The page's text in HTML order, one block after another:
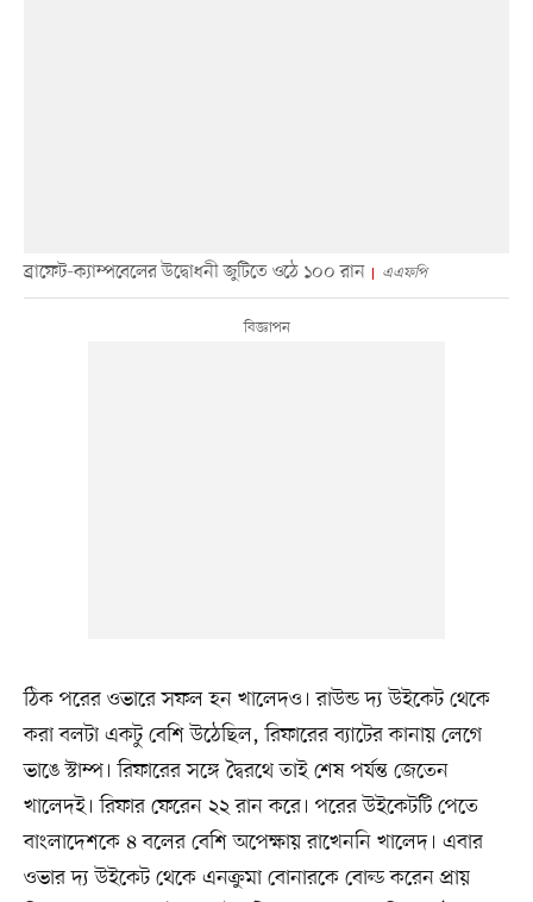
ব্রাফেট-ক্যাম্পবেলের উদ্বোধনী জুটিতে ওঠে ১০০ রান এএফপি
ঠিক পরের ওভারে সফল হন খালেদও। রাউন্ড দ্য উইকেট থেকে
করা বলটা একটু বেশি উঠেছিল, রিফারের ব্যাটের কানায় লেগে
ভাঙে স্টাম্প। রিফারের সঙ্গে দ্বৈরথে তাই শেষ পর্যন্ত জেতেন
খালেদই। রিফার ফেরেন ২২ রান করে। পরের উইকেটটি পেতে
বাংলাদেশকে ৪ বলের বেশি অপেক্ষায় রাখেননি খালেদ। এবার
ওভার দ্য উইকেট থেকে এনক্রুমা বোনারকে বোল্ড করেন প্রায়